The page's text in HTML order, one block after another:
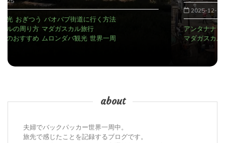
2025-12-29
アンタナナリボのデモ アンタナナリボの宿
マダガスカルの治安 マダガスカル観光
about
夫婦でバックパッカー世界一周中。
旅先で感じたことを記録するブログです。